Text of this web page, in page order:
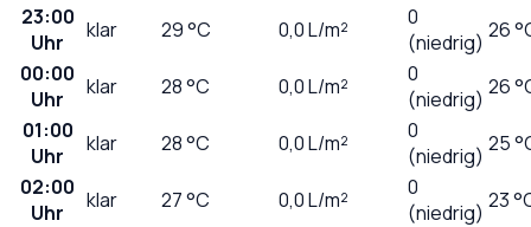
23:00
Uhr
klar 29°C 0,0L/m²
0
(niedrig) 26
00:00
Uhr
klar 28°C 0,0L/m²
0
(niedrig) 26
01:00
Uhr
klar 28°C 0,0L/m²
0
(niedrig) 25
02:00
Uhr
klar 27°C 0,0L/m²
0
(niedrig) 23